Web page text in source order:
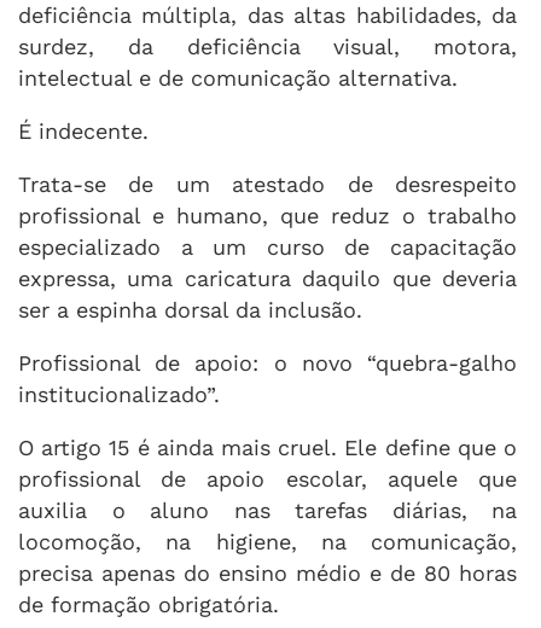
deficiência múltipla, das altas habilidades, da
surdez, da deficiência visual, motora,
intelectual e de comunicação alternativa.
É indecente.
Trata-se de um atestado de desrespeito
profissional e humano, que reduz o trabalho
especializado a um curso de capacitação
expressa, uma caricatura daquilo que deveria
ser a espinha dorsal da inclusão.
Profissional de apoio: o novo “quebra-galho
institucionalizado”.
O artigo 15 é ainda mais cruel. Ele define que o
profissional de apoio escolar, aquele que
auxilia o aluno nas tarefas diárias, na
locomoção, na higiene, na comunicação,
precisa apenas do ensino médio e de 80 horas
de formação obrigatória.